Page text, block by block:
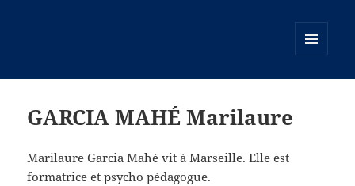
GARCIA MAHÉ Marilaure
Marilaure Garcia Mahé vit à Marseille. Elle est
formatrice et psycho pédagogue.